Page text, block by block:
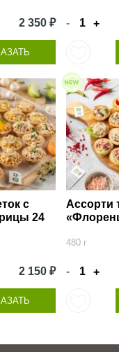
2 350 ₽ - +
с
24
2 150 ₽
Ассорти
480 г
- +